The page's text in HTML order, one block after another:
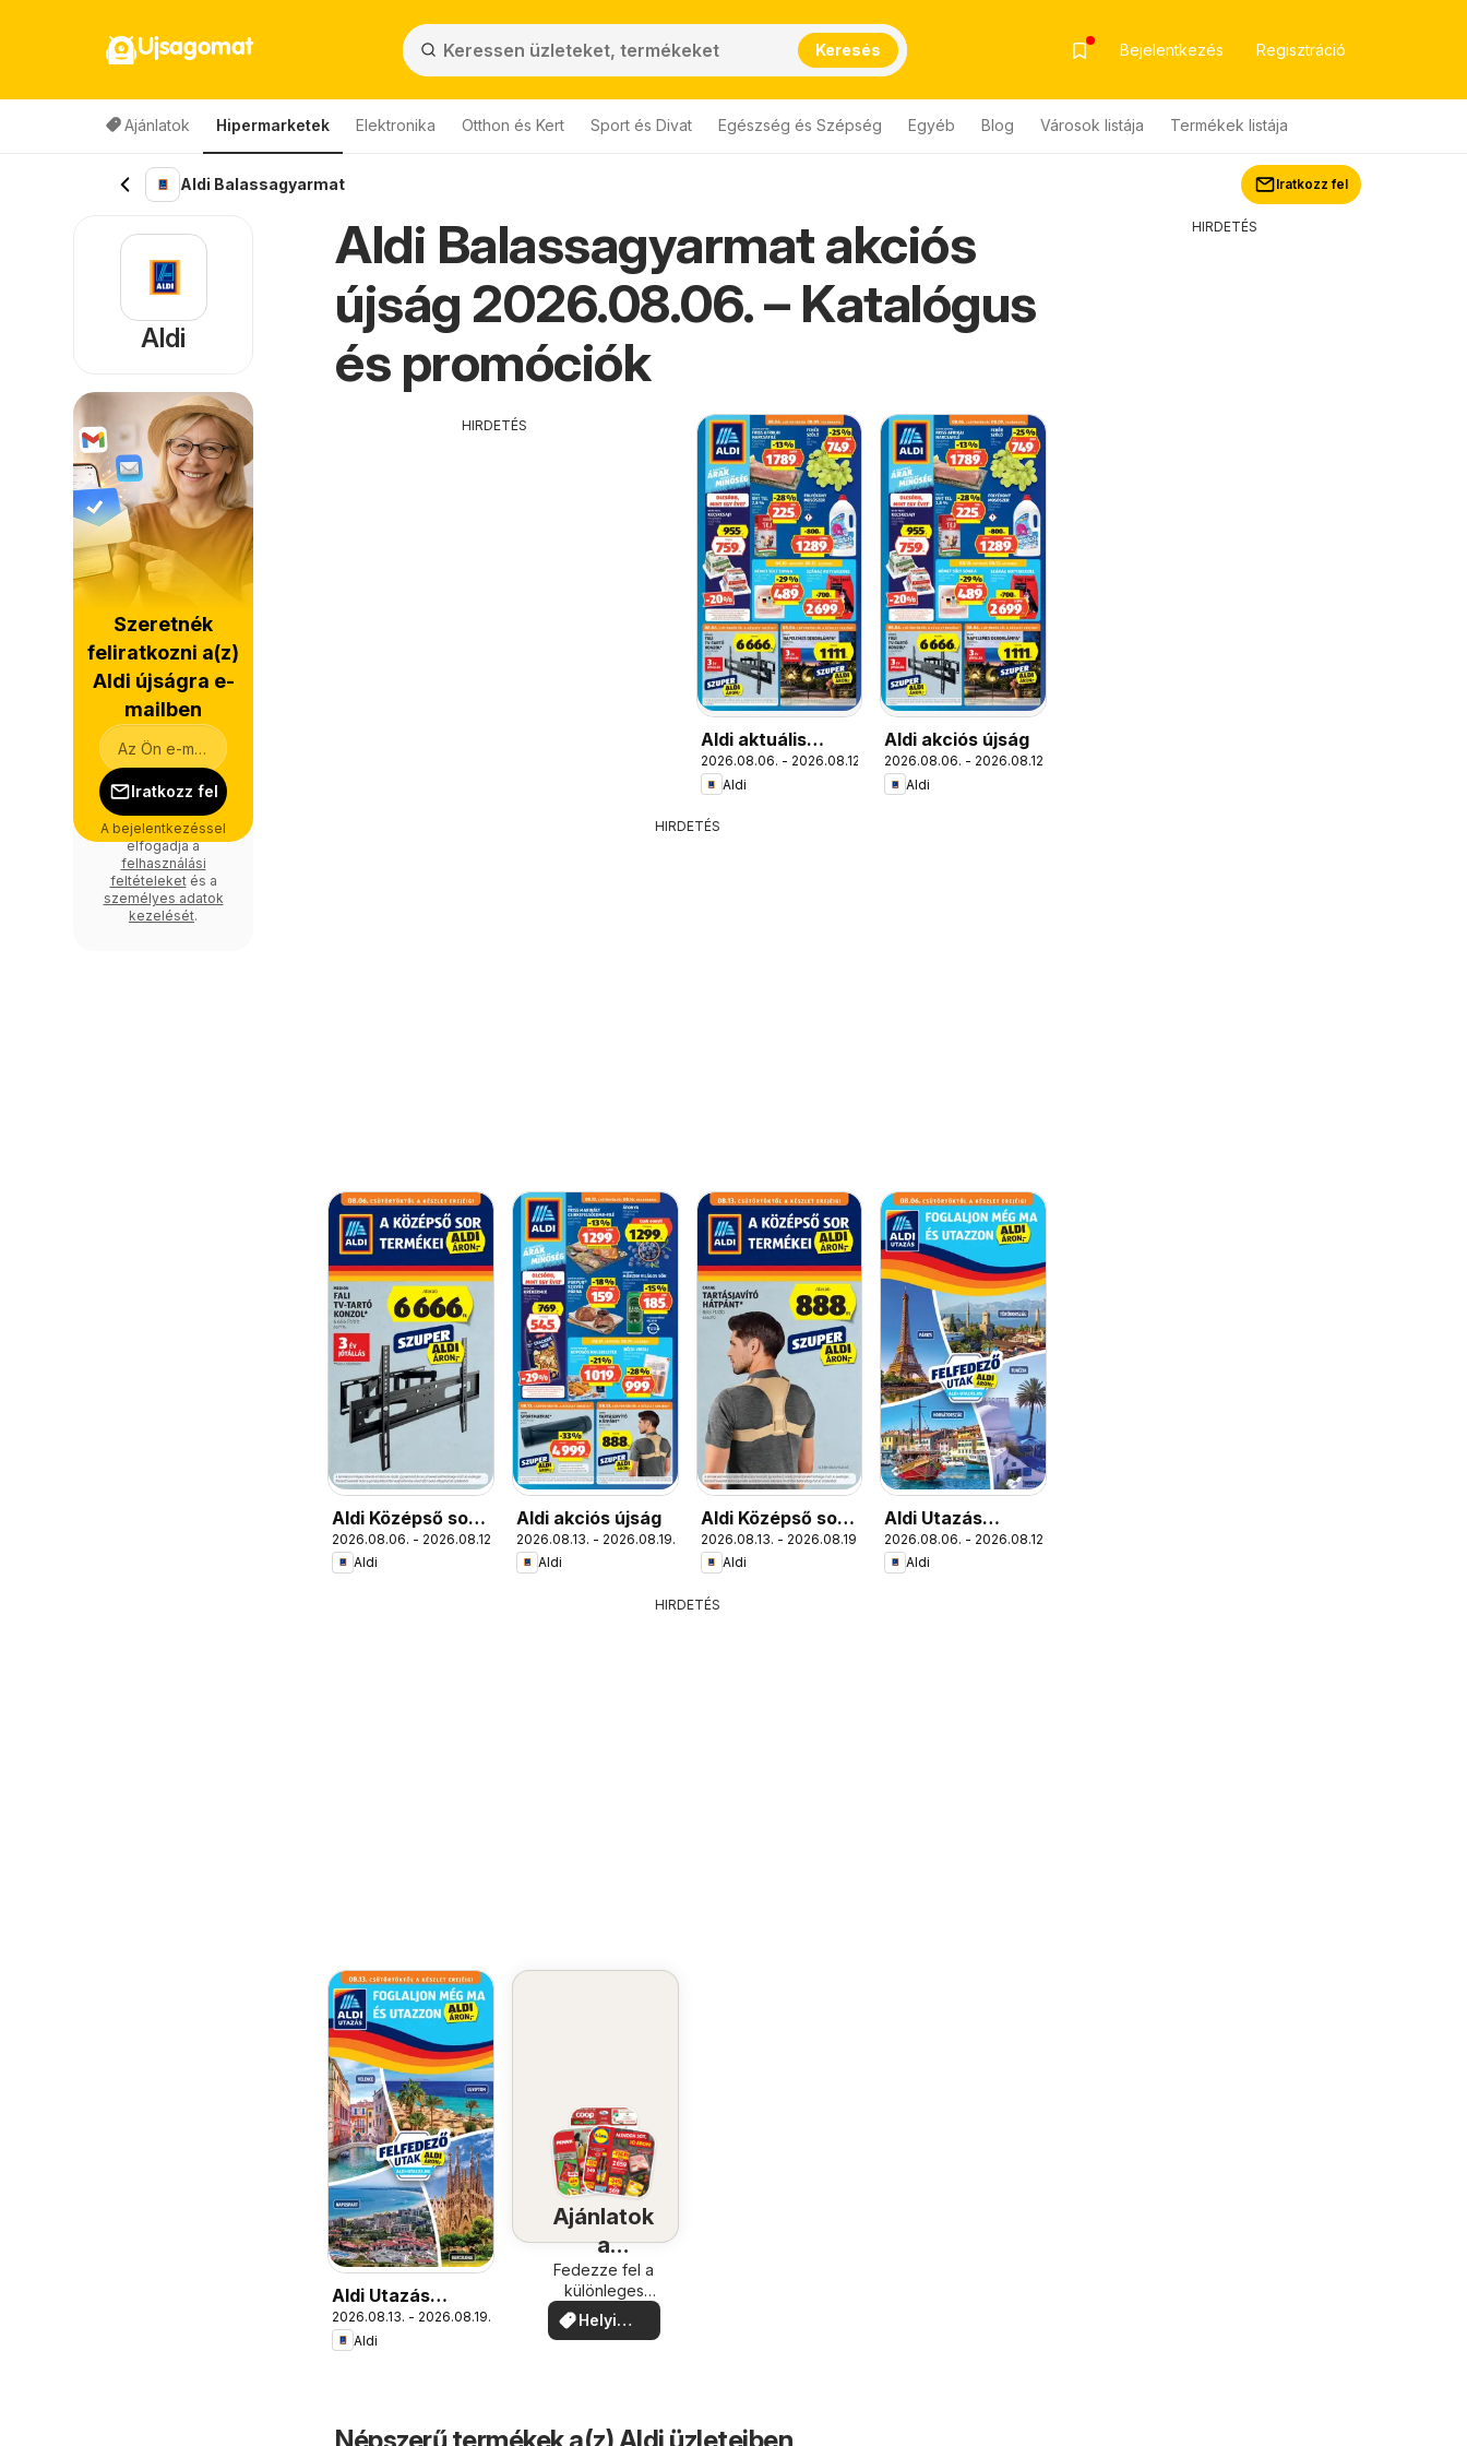
Ujsagomat Keresés Bejelentkezés Regisztráció
Ajánlatok Hipermarketek Elektronika Otthon és Kert Sport és Divat Egészség és Szépség Egyéb Blog Városok listája Termékek listája
Aldi Balassagyarmat Iratkozz fel
Aldi Balassagyarmat akciós
újság 2026.08.06. – Katalógus
és promóciók
HIRDETÉS
Aldi aktuális
akciós újság
2026.08.06. - 2026.08.12.
Aldi
Aldi akciós újság
2026.08.06. - 2026.08.12.
Aldi
HIRDETÉS
Aldi Középső sor
termékei
2026.08.06. - 2026.08.12.
Aldi
Aldi akciós újság
2026.08.13. - 2026.08.19.
Aldi
Aldi Középső sor
termékei
2026.08.13. - 2026.08.19.
Aldi
Aldi Utazás
katalógus
2026.08.06. - 2026.08.12.
Aldi
HIRDETÉS
Aldi Utazás
katalógus
2026.08.13. - 2026.08.19.
Aldi
Ajánlatok
a
közelében
Fedezze fel a
különleges
ajánlatokat
Helyi
ajánlatok
Aldi
Szeretnék
feliratkozni a(z)
Aldi újságra e-
mailben
Iratkozz fel
A bejelentkezéssel
elfogadja a
felhasználási
feltételeketés a
személyes adatok
kezelését.
HIRDETÉS